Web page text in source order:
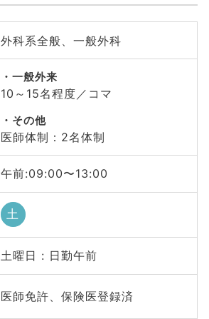
外科系全般、一般外科
一般外来
10～15名程度／コマ
その他
医師体制：2名体制
午前:09:00〜13:00
土
土曜日 : 日勤午前
医師免許、保険医登録済